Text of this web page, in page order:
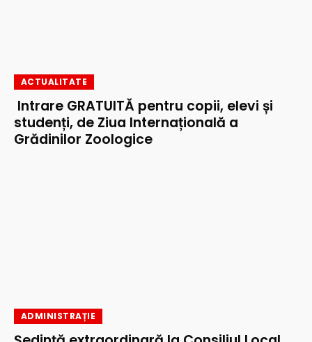
ACTUALITATE
Intrare GRATUITĂ pentru copii, elevi și
studenți, de Ziua Internațională a
Grădinilor Zoologice
ADMINISTRAȚIE